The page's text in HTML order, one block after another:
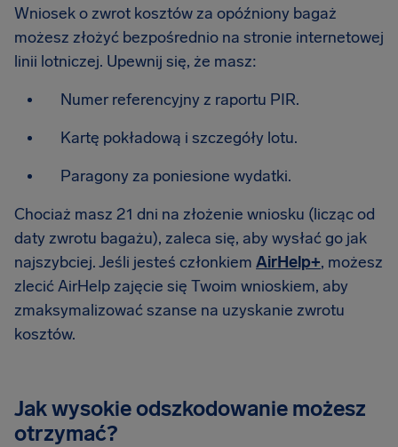
Wniosek o zwrot kosztów za opóźniony bagaż
możesz złożyć bezpośrednio na stronie internetowej
linii lotniczej. Upewnij się, że masz:
Numer referencyjny z raportu PIR.
Kartę pokładową i szczegóły lotu.
Paragony za poniesione wydatki.
Chociaż masz 21 dni na złożenie wniosku (licząc od
daty zwrotu bagażu), zaleca się, aby wysłać go jak
najszybciej. Jeśli jesteś członkiem AirHelp+, możesz
zlecić AirHelp zajęcie się Twoim wnioskiem, aby
zmaksymalizować szanse na uzyskanie zwrotu
kosztów.
Jak wysokie odszkodowanie możesz
otrzymać?